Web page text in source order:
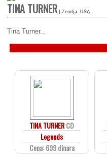
TINA TURNER | Zemlja: USA
Tina Turner...
TINA TURNERCD
Legends
Cena: 699 dinara